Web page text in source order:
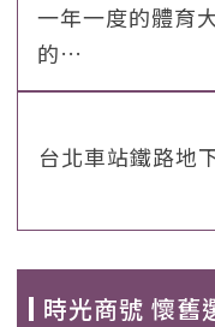
一年一度的體育
的…
台北車站鐵路地
時光商號 懷舊